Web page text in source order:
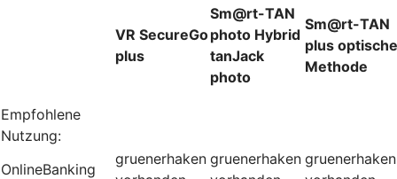
VR SecureGo
plus
Sm@rt-TAN
photo Hybrid
tanJack
photo
Sm@rt-TAN
plus optische
Methode
Empfohlene
Nutzung:
OnlineBanking
gruenerhaken gruenerhaken gruenerhaken